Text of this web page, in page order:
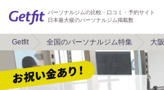
パーソナルジムの比較・口コミ・予約サイト
日本最大級のパーソナルジム掲載数
Getfit 全国のパーソナルジム特集 大阪